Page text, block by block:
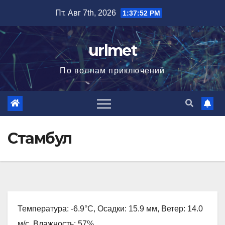
содержимому
Пт. Авг 7th, 2026 1:37:53 PM
urlmet
По волнам приключений
Стамбул
Температура: -6.9°C, Осадки: 15.9 мм, Ветер: 14.0